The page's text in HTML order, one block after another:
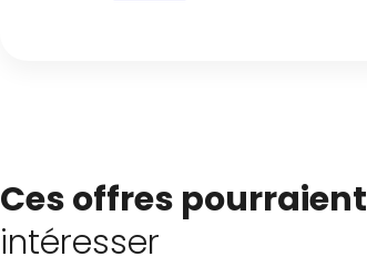
Ces offres pourraient
intéresser